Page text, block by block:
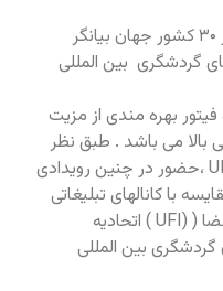
در ضمن حضور ۷۳۹۸ ژورنالیست از ۳۰ کشور جهان بیانگر
گردشگری بین المللی
بهره مندی از مزیت
می باشد . طبق نظر
اتحادیه نمایشگاههای بین المللی UFI ،حضور در چنین رویدادی
در مقایسه با کانالهای تبلیغاتی
سنتی دیگر است. فیتور عضوی از اعضا ( (UFI ) اتحادیه
گردشگری بین المللی